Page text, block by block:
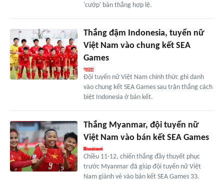
'cướp' bàn thắng hợp lệ.
Thắng đậm Indonesia, tuyển nữ
Việt Nam vào chung kết SEA
Games
Đội tuyển nữ Việt Nam chính thức ghi danh
vào chung kết SEA Games sau trận thắng cách
biệt Indonesia ở bán kết.
Thắng Myanmar, đội tuyển nữ
Việt Nam vào bán kết SEA Games
Chiều 11-12, chiến thắng đầy thuyết phục
trước Myanmar đã giúp đội tuyển nữ Việt
Nam giành vé vào bán kết SEA Games 33.